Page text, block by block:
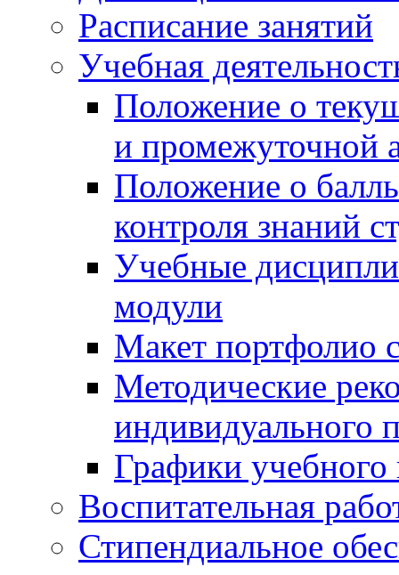
Расписание занятий
Учебная
Положение о
и промежуточной
Положение о
контроля знаний
Учебные
модули
Макет портфолио
Методические
индивидуального
Графики учебного
Воспитательная
Стипендиальное